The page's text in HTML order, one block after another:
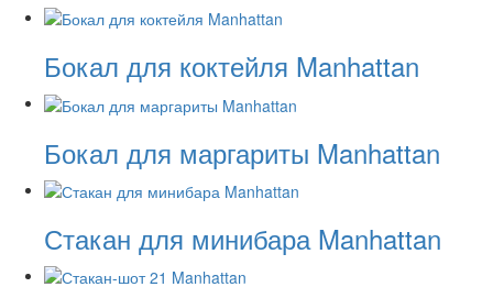
Бокал для коктейля Manhattan
Бокал для маргариты Manhattan
Стакан для минибара Manhattan